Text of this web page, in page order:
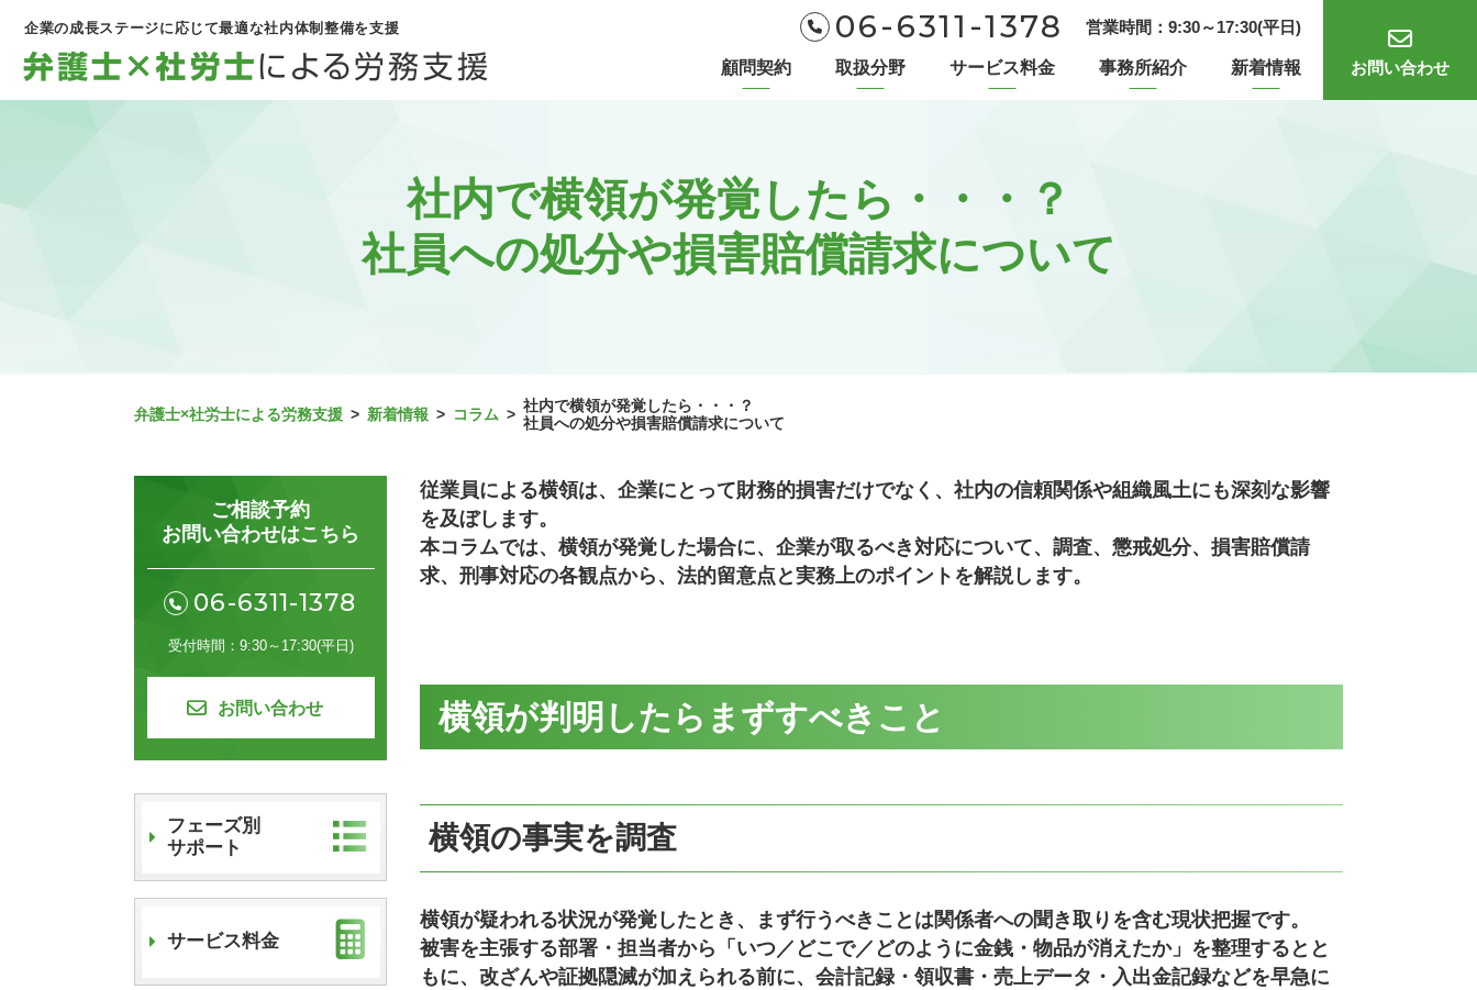
企業の成長ステージに応じて最適な社内体制整備を支援 06-6311-1378 9:30～17:30(平日)
顧問契約 取扱分野 サービス料金 事務所紹介 新着情報 お問い合わせ
社内で横領が発覚したら・・・？
社員への処分や損害賠償請求について
弁護士×社労士による労務支援 > 新着情報 > コラム > 社内で横領が発覚したら・・・？
社員への処分や損害賠償請求について
従業員による横領は、企業にとって財務的損害だけでなく、社内の信頼関係や組織風土にも深刻な影響
を及ぼします。
本コラムでは、横領が発覚した場合に、企業が取るべき対応について、調査、懲戒処分、損害賠償請
求、刑事対応の各観点から、法的留意点と実務上のポイントを解説します。
横領が判明したらまずすべきこと
横領の事実を調査
横領が疑われる状況が発覚したとき、まず行うべきことは関係者への聞き取りを含む現状把握です。
被害を主張する部署・担当者から「 いつ／どこで／どのように金銭・物品が消えたか」を整理するとと
もに、改ざんや証拠隠滅が加えられる前に、会計記録・領収書・売上データ・入出金記録などを早急に
ご相談予約
お問い合わせはこちら
06-6311-1378
9:30～17:30(平日)
お問い合わせ
フェーズ別
サポート
サービス料金